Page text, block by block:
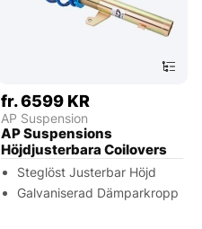
fr. 6599 KR
AP Suspension
AP Suspensions
Höjdjusterbara Coilovers
Steglöst Justerbar Höjd
Galvaniserad Dämparkropp